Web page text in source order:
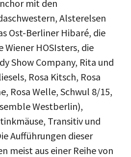
mit den
Alsterelsen
Ost-Berliner Hibaré, die
Wiener HOSIsters, die
Show Company, Rita und
Rosa Kitsch, Rosa
Rosa Welle, Schwul 8/15,
Westberlin),
Transitiv und
Aufführungen dieser
meist aus einer Reihe von